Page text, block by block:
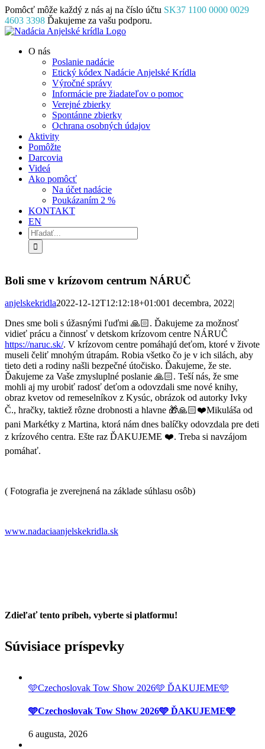
Skip
to
content
Pomôcť môže každý z nás aj na číslo účtu SK37 1100 0000 0029
4603 3398 Ďakujeme za vašu podporu.
Facebook
Instagram
YouTube
O nás
Poslanie nadácie
Etický kódex Nadácie Anjelské Krídla
Výročné správy
Informácie pre žiadateľov o pomoc
Verejné zbierky
Spontánne zbierky
Ochrana osobných údajov
Aktivity
Pomôžte
Darcovia
Videá
Ako pomôcť
Na účet nadácie
Poukázaním 2 %
KONTAKT
EN
Hľadať:
Boli sme v krízovom centrum NÁRUČ
anjelskekridla2022-12-12T12:12:18+01:001 decembra, 2022|
Dnes sme boli s úžasnými ľuďmi 🙏🏻. Ďakujeme za možnosť
vidieť prácu a činnosť v detskom krízovom centre NÁRUČ
https://naruc.sk/. V krízovom centre pomáhajú deťom, ktoré v živote
museli čeliť mnohým útrapám. Robia všetko čo je v ich silách, aby
tieto deti a rodiny našli bezpečné útočisko. Ďakujeme, že ste.
Ďakujeme za Vaše zmysluplné poslanie 🙏🏻. Teší nás, že sme
mohli aj my urobiť radosť deťom a odovzdali sme nové knihy,
obraz kvetov od remeselníkov z Kysúc, obrázok od autorky Ivky
Č., hračky, taktiež rôzne drobnosti a hlavne 🎁🙏🏻❤️Mikuláša od
pani Markétky z Martina, ktorá nám dnes balíčky odovzdala pre deti
z krízového centra. Ešte raz ĎAKUJEME ❤️. Treba si navzájom
pomáhať.
( Fotografia je zverejnená na základe súhlasu osôb)
www.nadaciaanjelskekridla.sk
Zdieľať tento príbeh, vyberte si platformu!
Súvisiace príspevky
🩵Czechoslovak Tow Show 2026🩵 ĎAKUJEME🩵
🩵Czechoslovak Tow Show 2026🩵 ĎAKUJEME🩵
6 augusta, 2026